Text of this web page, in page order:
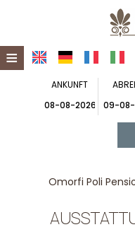
≡
Zirka
OMORFI
Zirka
ANKUNFT
Omorfi Poli